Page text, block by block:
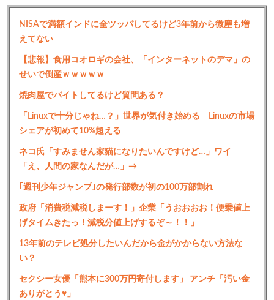
NISAで満額インドに全ツッパしてるけど3年前から微塵も増
えてない
【悲報】食用コオロギの会社、「インターネットのデマ」の
せいで倒産ｗｗｗｗｗ
焼肉屋でバイトしてるけど質問ある？
「Linuxで十分じゃね…？」世界が気付き始める Linuxの市場
シェアが初めて10%超える
ネコ氏「すみません家猫になりたいんですけど…」ワイ
「え、人間の家なんだが…」→
｢週刊少年ジャンプ｣の発行部数が初の100万部割れ
政府「消費税減税しまーす！」企業「うおおおお！便乗値上
げタイムきたっ！減税分値上げするぞ～！！」
13年前のテレビ処分したいんだから金がかからない方法な
い？
セクシー女優「熊本に300万円寄付します」 アンチ「汚い金
ありがとう♥」